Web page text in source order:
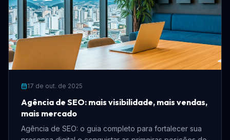
17 de out. de 2025
Agência de SEO: mais visibilidade, mais vendas,
mais mercado
Agência de SEO: o guia completo para fortalecer sua